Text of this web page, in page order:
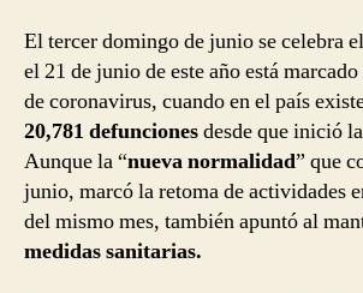
El tercer domingo de junio se celebra el
el 21 de junio de este año está
de coronavirus, cuando en el país
20,781 defuncionesdesde que inició
Aunque la “nueva normalidad” que
junio, marcó la retoma de actividades
del mismo mes, también apuntó al
medidas sanitarias.